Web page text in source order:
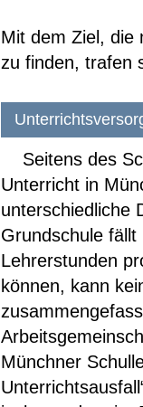
Mit dem Ziel, die
zu finden, trafen
Seitens des
Unterricht in
unterschiedliche
Grundschule
Lehrerstunden
können, kann
Münchner